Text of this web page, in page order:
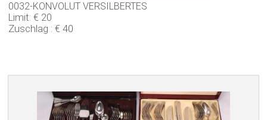
0032-KONVOLUT VERSILBERTES
Limit: € 20
Zuschlag : € 40